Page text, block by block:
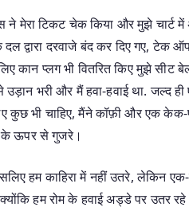
ने मेरा टिकट चेक किया और मुझे चार्ट
द्वारा दरवाजे बंद कर दिए गए, टेक
कान प्लग भी वितरित किए मुझे सीट
भरी और मैं हवा-हवाई था. जल्द
कुछ भी चाहिए, मैंने कॉफ़ी और एक
के ऊपर से गुजरे।
हम काहिरा में नहीं उतरे, लेकिन
हम रोम के हवाई अड्डे पर उतर